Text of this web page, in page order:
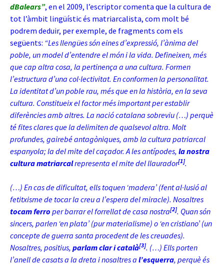
dBalears”, en el 2009, l’escriptor comenta que la cultura de
tot l’àmbit lingüístic és matriarcalista, com molt bé
podrem deduir, per exemple, de fragments com els
següents: “Les llengües són eines d’expressió, l’ànima del
poble, un model d’entendre el món i la vida. Defineixen, més
que cap altra cosa, la pertinença a una cultura. Formen
l’estructura d’una col·lectivitat. En conformen la personalitat.
La identitat d’un poble rau, més que en la història, en la seva
cultura. Constitueix el factor més important per establir
diferències amb altres. La nació catalana sobreviu (…) perquè
té fites clares que la delimiten de qualsevol altra. Molt
profundes, gairebé antagòniques, amb la cultura patriarcal
espanyola; la del mite del caçador. A les antípodes, la nostra
cultura matriarcalrepresenta el mite del llaurador[1].
(…) En cas de dificultat, ells toquen ‘madera’ (fent al·lusió al
fetitxisme de tocar la creu a l’espera del miracle). Nosaltres
tocam ferro per barrar el forrellat de casa nostra[2]. Quan són
sincers, parlen ‘en plata’ (pur materialisme) o ‘en cristiano’ (un
concepte de guerra santa procedent de les creuades).
Nosaltres, positius, parlam clar i català[3]. (…) Ells porten
l’anell de casats a la dreta i nosaltres a l’esquerra, perquè és